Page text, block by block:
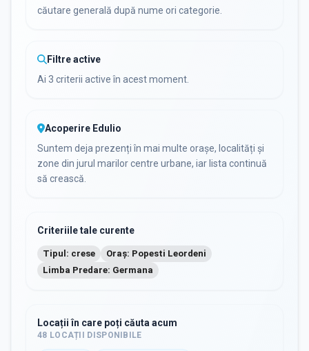
căutare generală după nume ori categorie.
Filtre active
Ai 3 criterii active în acest moment.
Acoperire Edulio
Suntem deja prezenți în mai multe orașe, localități și
zone din jurul marilor centre urbane, iar lista continuă
să crească.
Criteriile tale curente
Tipul: crese
Oraș: Popesti Leordeni
Limba Predare: Germana
Locații în care poți căuta acum
48 LOCAȚII DISPONIBILE